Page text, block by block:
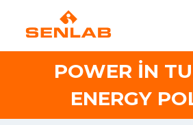
THE
POSITION OF
POWER IN
ENERGY